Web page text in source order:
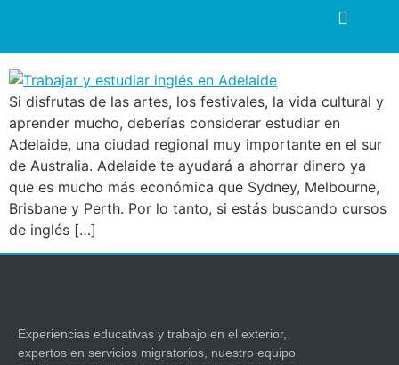
Si disfrutas de las artes, los festivales, la vida cultural y
aprender mucho, deberías considerar estudiar en
Adelaide, una ciudad regional muy importante en el sur
de Australia. Adelaide te ayudará a ahorrar dinero ya
que es mucho más económica que Sydney, Melbourne,
Brisbane y Perth. Por lo tanto, si estás buscando cursos
de inglés […]
Experiencias educativas y trabajo en el exterior,
expertos en servicios migratorios, nuestro equipo